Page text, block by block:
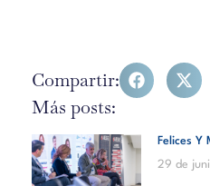
Compartir:
Más posts:
Felices Y
29 de